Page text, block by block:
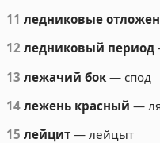
11 ледниковые
12 ледниковый период
13 лежачий бок — спод
14 лежень красный —
15 лейцит — лейцыт